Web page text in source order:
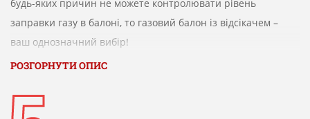
будь-яких причин не можете контролювати рівень
заправки газу в балоні, то газовий балон із відсікачем –
ваш однозначний вибір!
Ми рекомендуємо використовувати полегшені полімерно-
обігрівачів TM Enders, в зв'язку з тим, що вони мають
РОЗГОРНУТИ ОПИС